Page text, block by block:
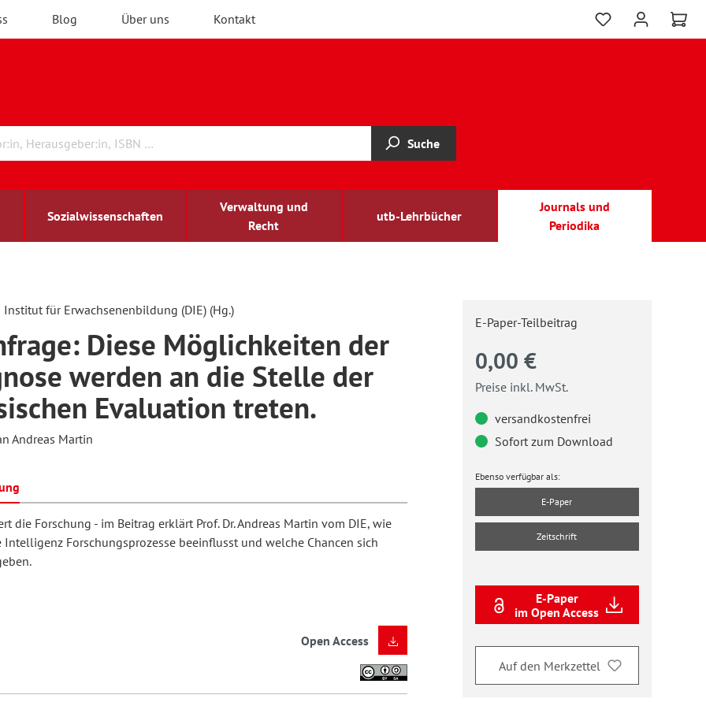
Blog Über uns Kontakt
Suche
Sozialwissenschaften
Verwaltung und
Recht
utb-Lehrbücher
Journals und
Periodika
BildungBildung
Schule und Unterricht
und Wissenschaft
Arbeit
und Unterrichtsforschung
und
forum
Erwachsenenbildung
Forum
Institut für Erwachsenenbildung (DIE) (Hg.)
Diese Möglichkeiten der
werden an die Stelle der
Evaluation treten.
Andreas Martin
die Forschung - im Beitrag erklärt Prof. Dr. Andreas Martin vom DIE, wie
Forschungsprozesse beeinflusst und welche Chancen sich
Open Access
E-Paper-Teilbeitrag
0,00 €
Preise inkl. MwSt.
versandkostenfrei
Sofort zum Download
Ebenso verfügbar als:
E-Paper
Zeitschrift
E-Paper
im Open Access
Auf den Merkzettel